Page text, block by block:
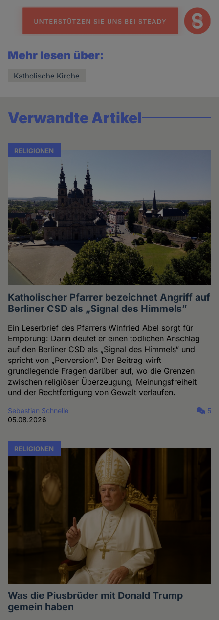
Mehr lesen über:
Katholische Kirche
Verwandte Artikel
RELIGIONEN
Katholischer Pfarrer bezeichnet Angriff auf
Berliner CSD als „Signal des Himmels”
Ein Leserbrief des Pfarrers Winfried Abel sorgt für
Empörung: Darin deutet er einen tödlichen Anschlag
auf den Berliner CSD als „Signal des Himmels“ und
spricht von „Perversion”. Der Beitrag wirft
grundlegende Fragen darüber auf, wo die Grenzen
zwischen religiöser Überzeugung, Meinungsfreiheit
und der Rechtfertigung von Gewalt verlaufen.
Sebastian Schnelle
05.08.2026
5
RELIGIONEN
Was die Piusbrüder mit Donald Trump
gemein haben